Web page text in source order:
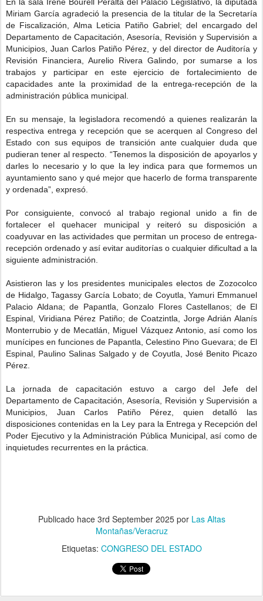
Miriam García agradeció la presencia de la titular de la Secretaría
de Fiscalización, Alma Leticia Patiño Gabriel; del encargado del
Departamento de Capacitación, Asesoría, Revisión y Supervisión a
Municipios, Juan Carlos Patiño Pérez, y del director de Auditoría y
Revisión Financiera, Aurelio Rivera Galindo, por sumarse a los
trabajos y participar en este ejercicio de fortalecimiento de
capacidades ante la proximidad de la entrega-recepción de la
administración pública municipal.
En su mensaje, la legisladora recomendó a quienes realizarán la
respectiva entrega y recepción que se acerquen al Congreso del
Estado con sus equipos de transición ante cualquier duda que
pudieran tener al respecto. “Tenemos la disposición de apoyarlos y
darles lo necesario y lo que la ley indica para que formemos un
ayuntamiento sano y qué mejor que hacerlo de forma transparente
y ordenada”, expresó.
Por consiguiente, convocó al trabajo regional unido a fin de
fortalecer el quehacer municipal y reiteró su disposición a
coadyuvar en las actividades que permitan un proceso de entrega-
recepción ordenado y así evitar auditorías o cualquier dificultad a la
siguiente administración.
Asistieron las y los presidentes municipales electos de Zozocolco
de Hidalgo, Tagassy García Lobato; de Coyutla, Yamuri Emmanuel
Palacio Aldana; de Papantla, Gonzalo Flores Castellanos; de El
Espinal, Viridiana Pérez Patiño; de Coatzintla, Jorge Adrián Alanís
Monterrubio y de Mecatlán, Miguel Vázquez Antonio, así como los
munícipes en funciones de Papantla, Celestino Pino Guevara; de El
Espinal, Paulino Salinas Salgado y de Coyutla, José Benito Picazo
Pérez.
La jornada de capacitación estuvo a cargo del Jefe del
Departamento de Capacitación, Asesoría, Revisión y Supervisión a
Municipios, Juan Carlos Patiño Pérez, quien detalló las
disposiciones contenidas en la Ley para la Entrega y Recepción del
Poder Ejecutivo y la Administración Pública Municipal, así como de
inquietudes recurrentes en la práctica.
Publicado hace 3rd September 2025por Las Altas
Montañas/Veracruz
Etiquetas: CONGRESO DEL ESTADO